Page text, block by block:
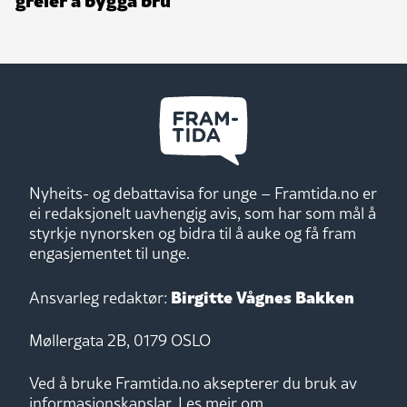
Nyheits- og debattavisa for unge – Framtida.no er
ei redaksjonelt uavhengig avis, som har som mål å
styrkje nynorsken og bidra til å auke og få fram
engasjementet til unge.
Ansvarleg redaktør: Birgitte Vågnes Bakken
Møllergata 2B, 0179 OSLO
Ved å bruke Framtida.no aksepterer du bruk av